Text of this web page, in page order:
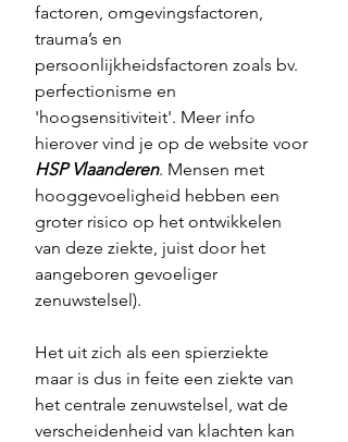
factoren, omgevingsfactoren,
trauma’s en
persoonlijkheidsfactoren zoals bv.
perfectionisme en
'hoogsensitiviteit'. Meer info
hierover vind je op de website voor
HSP Vlaanderen. Mensen met
hooggevoeligheid hebben een
groter risico op het ontwikkelen
van deze ziekte, juist door het
aangeboren gevoeliger
zenuwstelsel).
Het uit zich als een spierziekte
maar is dus in feite een ziekte van
het centrale zenuwstelsel, wat de
verscheidenheid van klachten kan